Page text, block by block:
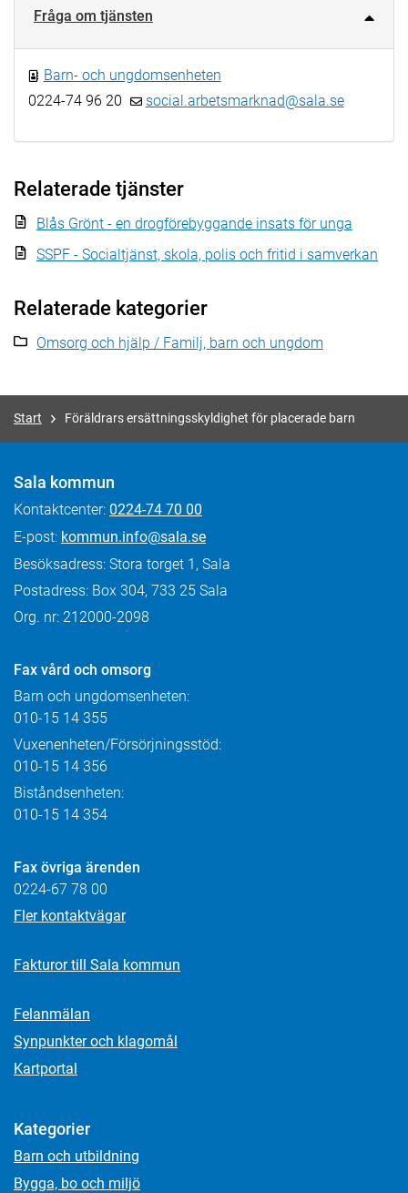
Fråga om tjänsten
Barn- och ungdomsenheten
0224-74 96 20
social.arbetsmarknad@sala.se
Relaterade tjänster
Blås Grönt - en drogförebyggande insats för unga
SSPF - Socialtjänst, skola, polis och fritid i samverkan
Relaterade kategorier
Omsorg och hjälp / Familj, barn och ungdom
Start Föräldrars ersättningsskyldighet för placerade barn
Sala kommun
Kontaktcenter: 0224-74 70 00
E-post: kommun.info@sala.se
Besöksadress: Stora torget 1, Sala
Postadress: Box 304, 733 25 Sala
Org. nr: 212000-2098
Fax vård och omsorg
Barn och ungdomsenheten:
010-15 14 355
Vuxenenheten/Försörjningsstöd:
010-15 14 356
Biståndsenheten:
010-15 14 354
Fax övriga ärenden
0224-67 78 00
Fler kontaktvägar
Fakturor till Sala kommun
Felanmälan
Synpunkter och klagomål
Kartportal
Kategorier
Barn och utbildning
Bygga, bo och miljö